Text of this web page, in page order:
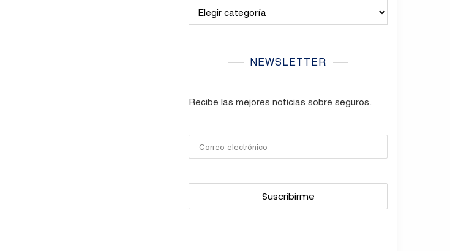
NEWSLETTER
Recibe las mejores noticias sobre seguros.